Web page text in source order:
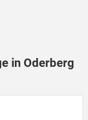
in Oderberg